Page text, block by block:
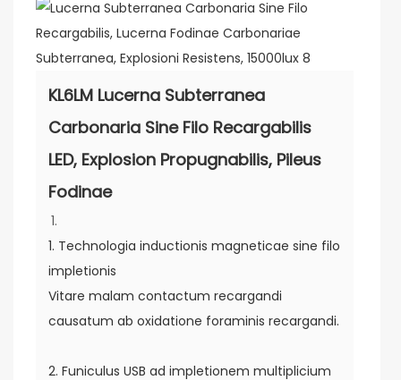
KL6LM Lucerna Subterranea
Carbonaria Sine Filo Recargabilis
LED, Explosion Propugnabilis, Pileus
Fodinae
1. Technologia inductionis magneticae sine filo
impletionis
Vitare malam contactum recargandi
causatum ab oxidatione foraminis recargandi.
2. Funiculus USB ad impletionem multiplicium